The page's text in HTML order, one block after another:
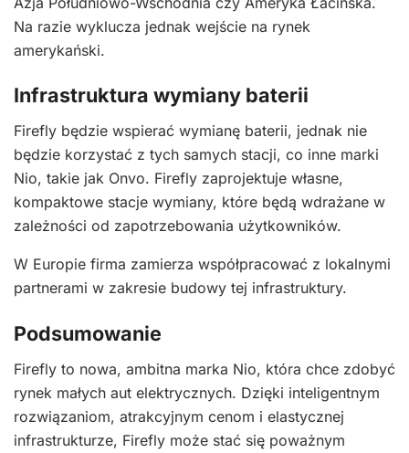
Na razie wyklucza jednak wejście na rynek
amerykański.
Infrastruktura wymiany baterii
Firefly będzie wspierać wymianę baterii, jednak nie
będzie korzystać z tych samych stacji, co inne marki
Nio, takie jak Onvo. Firefly zaprojektuje własne,
kompaktowe stacje wymiany, które będą wdrażane w
zależności od zapotrzebowania użytkowników.
W Europie firma zamierza współpracować z lokalnymi
partnerami w zakresie budowy tej infrastruktury.
Podsumowanie
Firefly to nowa, ambitna marka Nio, która chce zdobyć
rynek małych aut elektrycznych. Dzięki inteligentnym
rozwiązaniom, atrakcyjnym cenom i elastycznej
infrastrukturze, Firefly może stać się poważnym